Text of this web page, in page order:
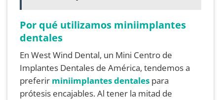
Por qué utilizamos miniimplantes
dentales
En West Wind Dental, un Mini Centro de
Implantes Dentales de América, tendemos a
preferir miniimplantes dentales para
prótesis encajables. Al tener la mitad de